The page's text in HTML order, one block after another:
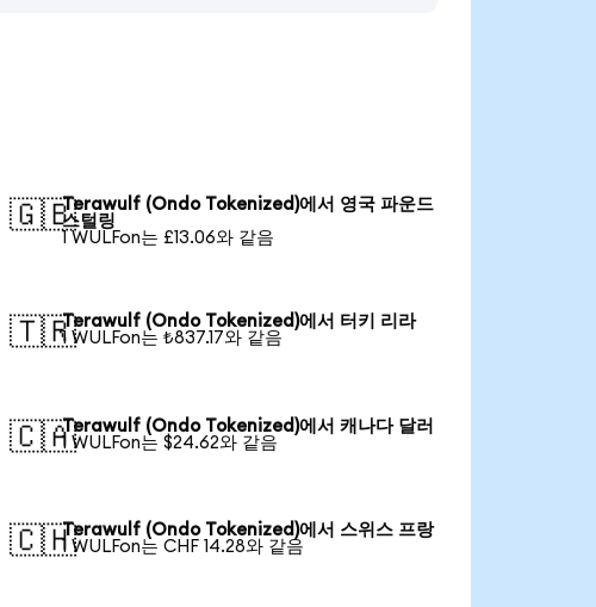
🇬🇧Terawulf (Ondo Tokenized)에서 영국 파운드
스털링
1 WULFon는 £13.06와 같음
🇹🇷Terawulf (Ondo Tokenized)에서 터키 리라
1 WULFon는 ₺837.17와 같음
🇨🇦Terawulf (Ondo Tokenized)에서 캐나다 달러
1 WULFon는 $24.62와 같음
🇨🇭Terawulf (Ondo Tokenized)에서 스위스 프랑
1 WULFon는 CHF 14.28와 같음